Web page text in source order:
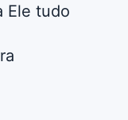
Ele tudo